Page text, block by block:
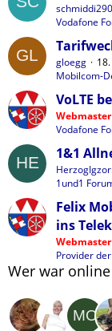
Vodafone
gloegg
Mobilcom-
VoLTE
Webmaster
Vodafone
1&1
1und1
Felix
ins
Webmaster
Provider
Wer war online